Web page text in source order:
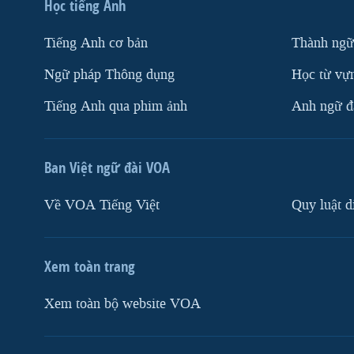
Học tiếng Anh
Tiếng Anh cơ bản
Ngữ pháp Thông dụng
Tiếng Anh qua phim ảnh
Thành
Học từ
Anh ngữ
Ban Việt ngữ đài VOA
Về VOA Tiếng Việt Quy luật
Xem toàn trang
Xem toàn bộ website VOA